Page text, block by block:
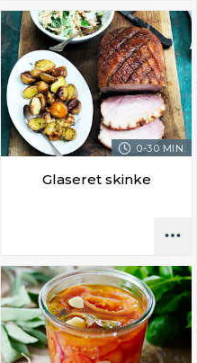
0-30 MIN.
Glaseret skinke